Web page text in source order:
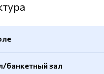
На территории гостиницы
банкетный зал